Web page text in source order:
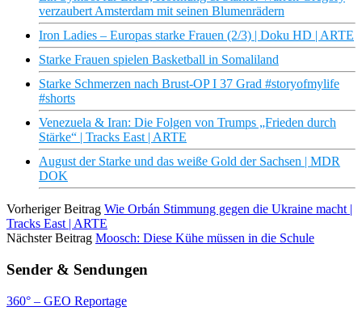
verzaubert Amsterdam mit seinen Blumenrädern
Iron Ladies – Europas starke Frauen (2/3) | Doku HD | ARTE
Starke Frauen spielen Basketball in Somaliland
Starke Schmerzen nach Brust-OP I 37 Grad #storyofmylife
#shorts
Venezuela & Iran: Die Folgen von Trumps „Frieden durch
Stärke“ | Tracks East | ARTE
August der Starke und das weiße Gold der Sachsen | MDR
DOK
Vorheriger Beitrag Wie Orbán Stimmung gegen die Ukraine macht |
Tracks East | ARTE
Nächster Beitrag Moosch: Diese Kühe müssen in die Schule
Sender & Sendungen
360° – GEO Reportage